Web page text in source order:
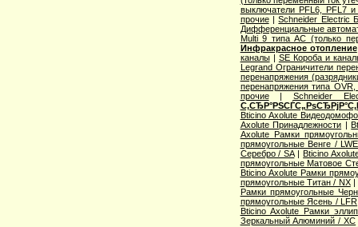
выключатели PFL6, PFL7 и
прочие|Schneider Electric
Дифференциальные
Multi 9 типа АС (только
Инфракрасное отопление
каналы| SE Короба и
Legrand Ограничители
перенапряжения
перенапряжения типа
прочие|Schneider
Bticino Axolute
Axolute Принадлежности |
Axolute Рамки
прямоугольные Венге / LWE
Серебро / SA|Bticino
прямоугольные Матовое
Bticino Axolute Рамки
прямоугольные Титан / NX|
Рамки прямоугольные
прямоугольные Ясень / LFR
Bticino Axolute Рамки
Зеркальный Алюминий / XC